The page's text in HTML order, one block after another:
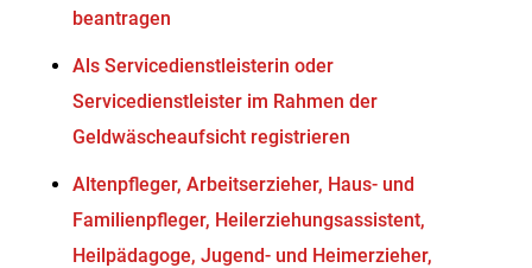
beantragen
Als Servicedienstleisterin oder
Servicedienstleister im Rahmen der
Geldwäscheaufsicht registrieren
Altenpfleger, Arbeitserzieher, Haus- und
Familienpfleger, Heilerziehungsassistent,
Heilpädagoge, Jugend- und Heimerzieher,